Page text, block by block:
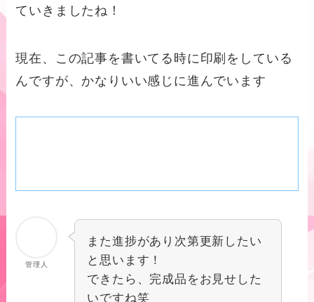
ていきましたね！
現在、この記事を書いてる時に印刷をしている
んですが、かなりいい感じに進んでいます
管理人
また進捗があり次第更新したい
と思います！
できたら、完成品をお見せした
いですね笑